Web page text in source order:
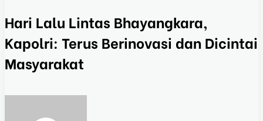
Hari Lalu Lintas Bhayangkara,
Kapolri: Terus Berinovasi dan Dicintai
Masyarakat